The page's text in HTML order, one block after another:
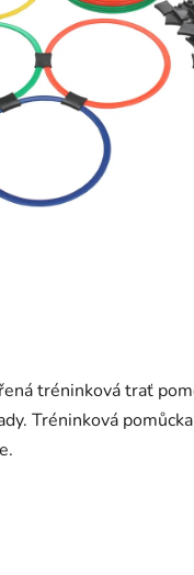
tréninková trať
Tréninková